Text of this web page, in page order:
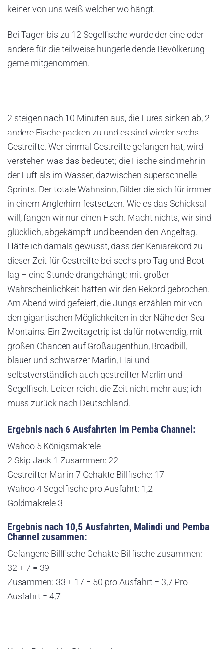
keiner von uns weiß welcher wo hängt.
Bei Tagen bis zu 12 Segelfische wurde der eine oder
andere für die teilweise hungerleidende Bevölkerung
gerne mitgenommen.
2 steigen nach 10 Minuten aus, die Lures sinken ab, 2
andere Fische packen zu und es sind wieder sechs
Gestreifte. Wer einmal Gestreifte gefangen hat, wird
verstehen was das bedeutet; die Fische sind mehr in
der Luft als im Wasser, dazwischen superschnelle
Sprints. Der totale Wahnsinn, Bilder die sich für immer
in einem Anglerhirn festsetzen. Wie es das Schicksal
will, fangen wir nur einen Fisch. Macht nichts, wir sind
glücklich, abgekämpft und beenden den Angeltag.
Hätte ich damals gewusst, dass der Keniarekord zu
dieser Zeit für Gestreifte bei sechs pro Tag und Boot
lag – eine Stunde drangehängt; mit großer
Wahrscheinlichkeit hätten wir den Rekord gebrochen.
Am Abend wird gefeiert, die Jungs erzählen mir von
den gigantischen Möglichkeiten in der Nähe der Sea-
Montains. Ein Zweitagetrip ist dafür notwendig, mit
großen Chancen auf Großaugenthun, Broadbill,
blauer und schwarzer Marlin, Hai und
selbstverständlich auch gestreifter Marlin und
Segelfisch. Leider reicht die Zeit nicht mehr aus; ich
muss zurück nach Deutschland.
Ergebnis nach 6 Ausfahrten im Pemba Channel:
Wahoo 5 Königsmakrele
2 Skip Jack 1 Zusammen: 22
Gestreifter Marlin 7 Gehakte Billfische: 17
Wahoo 4 Segelfische pro Ausfahrt: 1,2
Goldmakrele 3
Ergebnis nach 10,5 Ausfahrten, Malindi und Pemba
Channel zusammen:
Gefangene Billfische Gehakte Billfische zusammen:
32 + 7 = 39
Zusammen: 33 + 17 = 50 pro Ausfahrt = 3,7 Pro
Ausfahrt = 4,7